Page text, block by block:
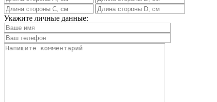
Укажите личные данные: